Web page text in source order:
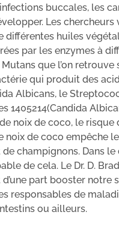
buccales, les
Les
huiles
par les enzymes à
que l’on retrouve
qui produit des
Albicans, le
noix de coco, le
noix de coco empêche
champignons. Dans
de cela. Le Dr. D.
part booster notre
responsables de
ou ailleurs.